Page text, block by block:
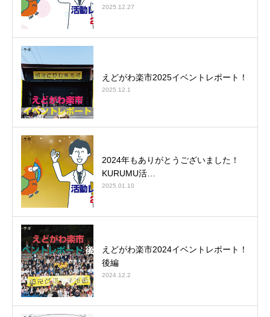
2025.12.27
えどがわ楽市2025イベントレポート！
2025.12.1
2024年もありがとうございました！
KURUMU活…
2025.01.10
えどがわ楽市2024イベントレポート！
後編
2024.12.2